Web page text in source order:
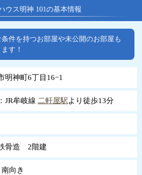
ウス明神 101の基本情報
件を持つお部屋や未公開のお部屋も
す！
明神町6丁目16−1
JR牟岐線 二軒屋駅より徒歩13分
骨造 2階建
向き